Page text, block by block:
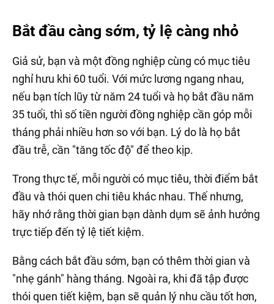
Bắt đầu càng sớm, tỷ lệ càng nhỏ
Giả sử, bạn và một đồng nghiệp cùng có mục tiêu
nghỉ hưu khi 60 tuổi. Với mức lương ngang nhau,
nếu bạn tích lũy từ năm 24 tuổi và họ bắt đầu năm
35 tuổi, thì số tiền người đồng nghiệp cần góp mỗi
tháng phải nhiều hơn so với bạn. Lý do là họ bắt
đầu trễ, cần "tăng tốc độ" để theo kịp.
Trong thực tế, mỗi người có mục tiêu, thời điểm bắt
đầu và thói quen chi tiêu khác nhau. Thế nhưng,
hãy nhớ rằng thời gian bạn dành dụm sẽ ảnh hưởng
trực tiếp đến tỷ lệ tiết kiệm.
Bằng cách bắt đầu sớm, bạn có thêm thời gian và
"nhẹ gánh" hàng tháng. Ngoài ra, khi đã tập được
thói quen tiết kiệm, bạn sẽ quản lý nhu cầu tốt hơn,